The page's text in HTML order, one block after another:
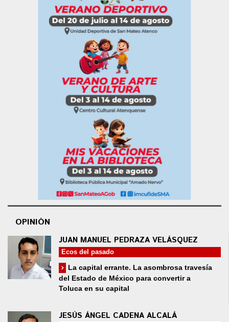
OPINIÓN
JUAN MANUEL PEDRAZA VELÁSQUEZ
Ecos del pasado
La capital errante. La asombrosa travesía
del Estado de México para convertir a
Toluca en su capital
JESÚS ÁNGEL CADENA ALCALÁ